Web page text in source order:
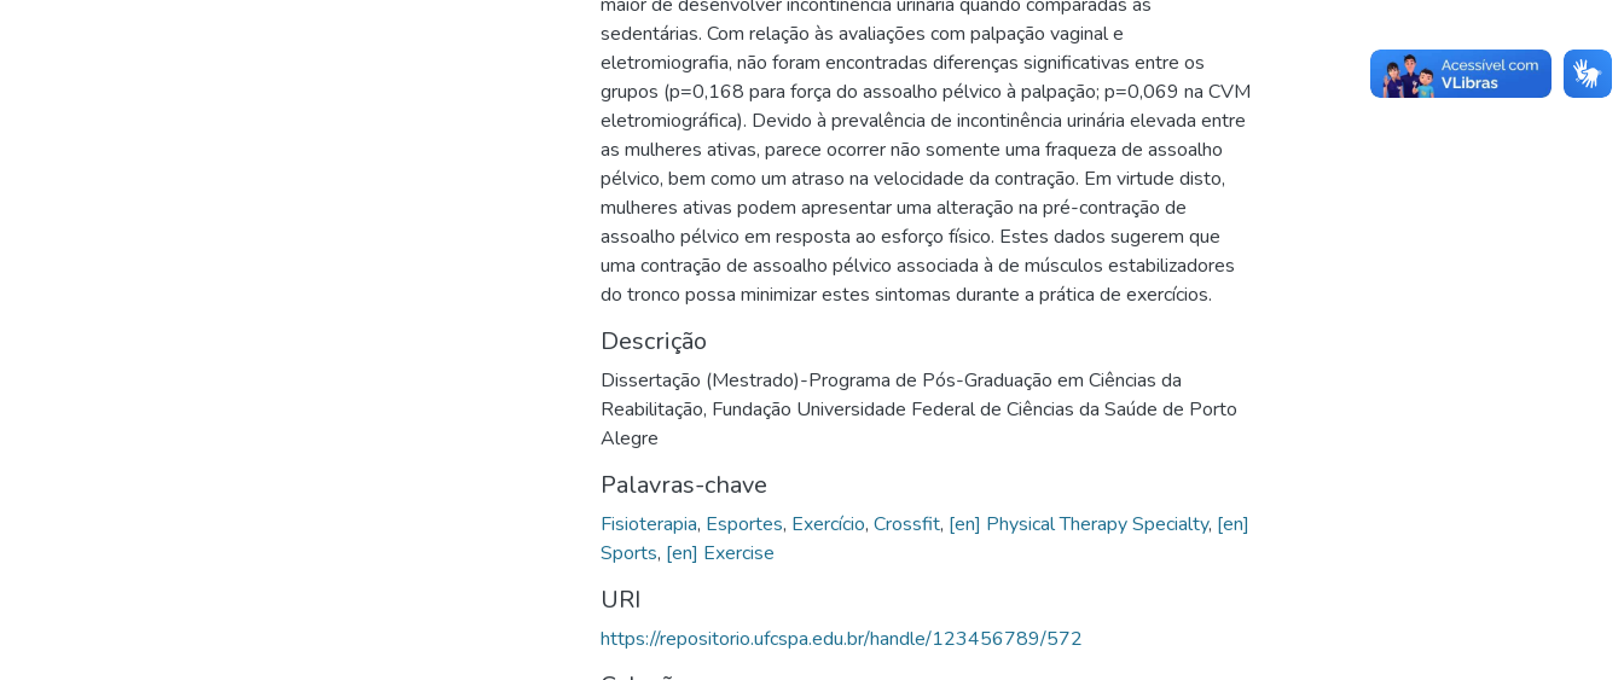
sedentárias. Com relação às avaliações com palpação vaginal e
eletromiografia, não foram encontradas diferenças significativas entre os
grupos (p=0,168 para força do assoalho pélvico à palpação; p=0,069 na CVM
eletromiográfica). Devido à prevalência de incontinência urinária elevada entre
as mulheres ativas, parece ocorrer não somente uma fraqueza de assoalho
pélvico, bem como um atraso na velocidade da contração. Em virtude disto,
mulheres ativas podem apresentar uma alteração na pré-contração de
assoalho pélvico em resposta ao esforço físico. Estes dados sugerem que
uma contração de assoalho pélvico associada à de músculos estabilizadores
do tronco possa minimizar estes sintomas durante a prática de exercícios.
Descrição
Dissertação (Mestrado)-Programa de Pós-Graduação em Ciências da
Reabilitação, Fundação Universidade Federal de Ciências da Saúde de Porto
Alegre
Palavras-chave
Fisioterapia, Esportes, Exercício, Crossfit, [en] Physical Therapy Specialty, [en]
Sports, [en] Exercise
URI
https://repositorio.ufcspa.edu.br/handle/123456789/572